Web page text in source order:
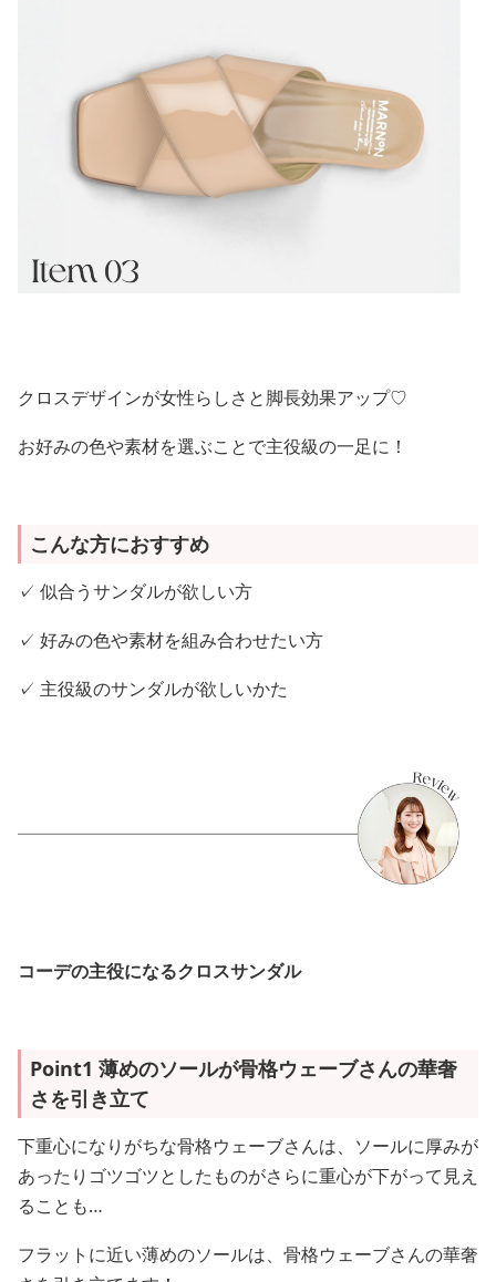
クロスデザインが女性らしさと脚長効果アップ♡
お好みの色や素材を選ぶことで主役級の一足に！
こんな方におすすめ
✓ 似合うサンダルが欲しい方
✓ 好みの色や素材を組み合わせたい方
✓ 主役級のサンダルが欲しいかた
コーデの主役になるクロスサンダル
Point1 薄めのソールが骨格ウェーブさんの華奢
さを引き立て
下重心になりがちな骨格ウェーブさんは、ソールに厚みが
あったりゴツゴツとしたものがさらに重心が下がって見え
ることも…
フラットに近い薄めのソールは、骨格ウェーブさんの華奢